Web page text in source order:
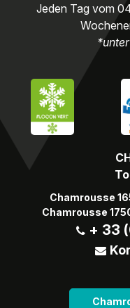
Chamrousse
Chamrousse
+ 33
Jeden Tag vom